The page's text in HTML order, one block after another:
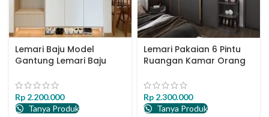
Lemari Baju Model
Gantung Lemari Baju
Rp 2.200.000
Tanya Produk
Lemari Pakaian 6 Pintu
Ruangan Kamar Orang
Rp 2.300.000
Tanya Produk